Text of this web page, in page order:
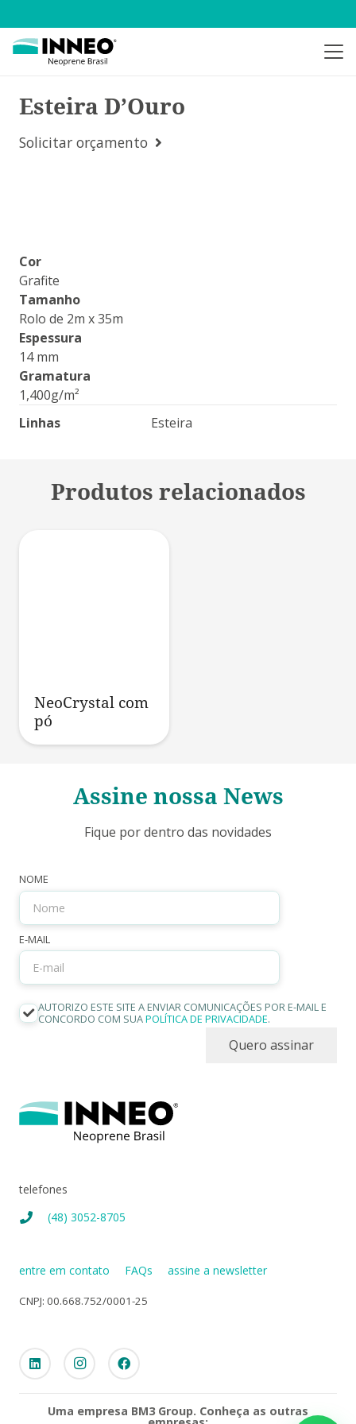
Esteira D’Ouro
Solicitar orçamento
Cor
Grafite
Tamanho
Rolo de 2m x 35m
Espessura
14 mm
Gramatura
1,400g/m²
Linhas
Esteira
Produtos relacionados
NeoCrystal com
pó
Assine nossa News
Fique por dentro das novidades
NOME
E-MAIL
AUTORIZO ESTE SITE A ENVIAR COMUNICAÇÕES POR E-MAIL E
CONCORDO COM SUAPOLÍTICA DE PRIVACIDADE.
Quero assinar
telefones
(48) 3052-8705
entre em contato FAQs assine a newsletter
CNPJ: 00.668.752/0001-25
Uma empresa BM3 Group. Conheça as outras